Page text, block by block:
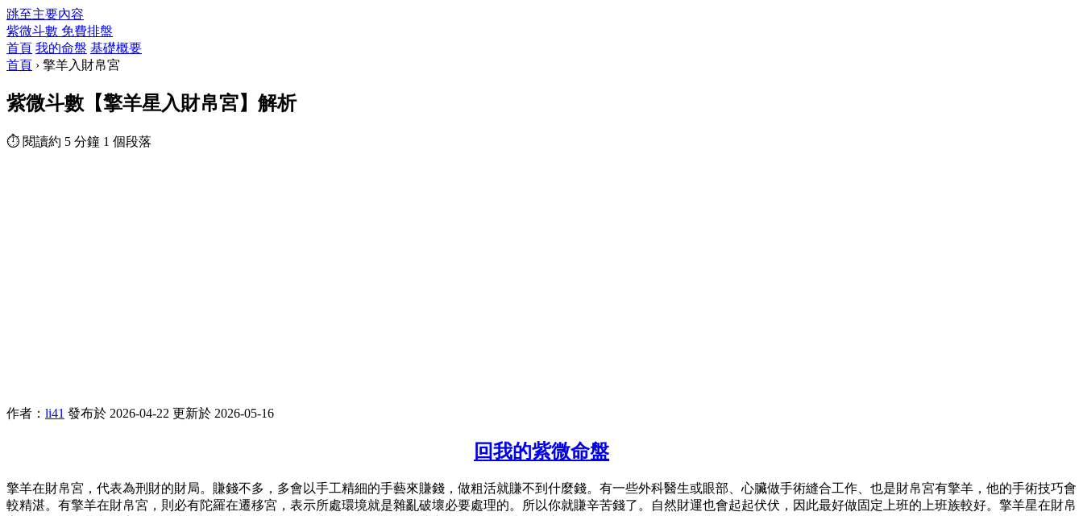
跳至主要內容
紫微斗數 免費排盤
首頁 我的命盤 基礎概要
首頁 › 擎羊入財帛宮
紫微斗數【擎羊星入財帛宮】解析
⏱ 閱讀約 5 分鐘 1 個段落
作者： li41 發布於 2026-04-22 更新於 2026-05-16
回我的紫微命盤
擎羊在財帛宮，代表為刑財的財局。賺錢不多，多會以手工精細的手藝來賺錢，做粗活就賺不到什麼錢。有一些外科醫生或眼部、心臟做手術縫合工作、也是財帛宮有擎羊，他的手術技巧會
較精湛。有擎羊在財帛宮，則必有陀羅在遷移宮，表示所處環境就是雜亂破壞必要處理的。所以你就賺辛苦錢了。自然財運也會起起伏伏，因此最好做固定上班的上班族較好。擎羊星在財帛